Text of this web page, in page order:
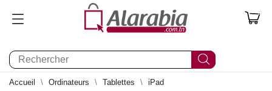
0
Accueil Ordinateurs Tablettes iPad